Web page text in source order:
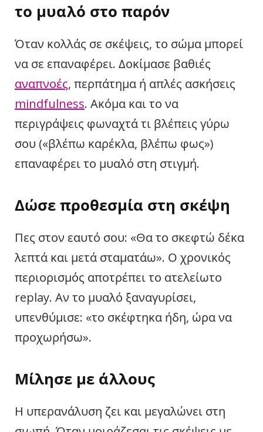
το μυαλό στο παρόν
Όταν κολλάς σε σκέψεις, το σώμα μπορεί
να σε επαναφέρει. Δοκίμασε βαθιές
αναπνοές, περπάτημα ή απλές ασκήσεις
mindfulness. Ακόμα και το να
περιγράψεις φωναχτά τι βλέπεις γύρω
σου («βλέπω καρέκλα, βλέπω φως»)
επαναφέρει το μυαλό στη στιγμή.
Δώσε προθεσμία στη σκέψη
Πες στον εαυτό σου: «Θα το σκεφτώ δέκα
λεπτά και μετά σταματάω». Ο χρονικός
περιορισμός αποτρέπει το ατελείωτο
replay. Αν το μυαλό ξαναγυρίσει,
υπενθύμισε: «το σκέφτηκα ήδη, ώρα να
προχωρήσω».
Μίλησε με άλλους
Η υπερανάλυση ζει και μεγαλώνει στη